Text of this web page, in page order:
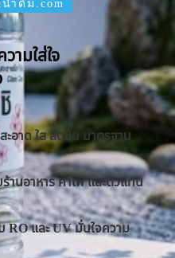
ำดื่ม.com
ามใส่ใจ
ะอาด ใส สดชื่น มาตรฐาน
านอาหาร คาเฟ่ และตัวแทน
RO และ UV มั่นใจความ